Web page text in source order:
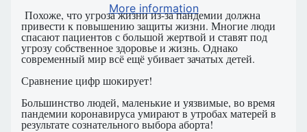
Похоже, что угроза жизни из-за пандемии должна
привести к повышению защиты жизни. Многие люди
спасают пациентов с большой жертвой и ставят под
угрозу собственное здоровье и жизнь. Однако
современный мир всё ещё убивает зачатых детей.
Сравнение цифр шокирует!
Большинство людей, маленькие и уязвимые, во время
пандемии коронавируса умирают в утробах матерей в
результате сознательного выбора аборта!
More information